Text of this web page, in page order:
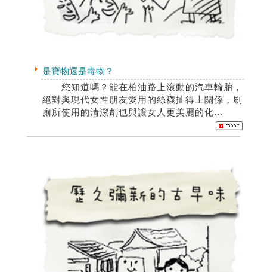
是寶物還是毒物？
您知道嗎？能在柏油路上滾動的汽車輪胎，
絕對與現代女性朋友愛用的絲襪扯得上關係，刷
廁所使用的清潔劑也與讓女人更美麗的化...